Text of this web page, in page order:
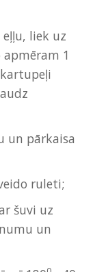
liek uz
1
un pārkaisa
ruleti;
šuvi uz
un